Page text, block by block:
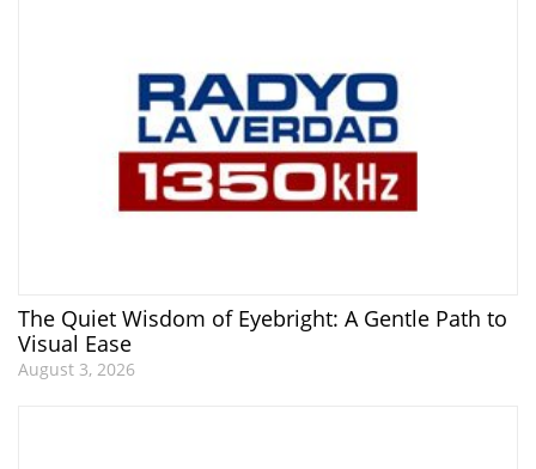
The Quiet Wisdom of Eyebright: A Gentle Path to
Visual Ease
August 3, 2026